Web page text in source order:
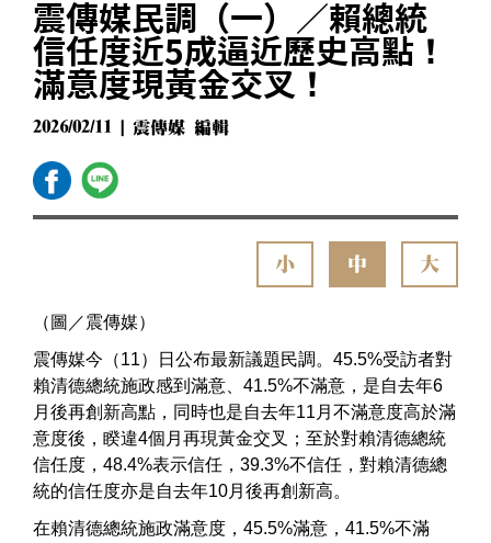
震傳媒民調（一）／賴總統
信任度近5成逼近歷史高點！
滿意度現黃金交叉！
2026/02/11 | 震傳媒 編輯
小 中 大
（圖／震傳媒）
震傳媒今（11）日公布最新議題民調。45.5%受訪者對
賴清德總統施政感到滿意、41.5%不滿意，是自去年6
月後再創新高點，同時也是自去年11月不滿意度高於滿
意度後，睽違4個月再現黃金交叉；至於對賴清德總統
信任度，48.4%表示信任，39.3%不信任，對賴清德總
統的信任度亦是自去年10月後再創新高。
在賴清德總統施政滿意度，45.5%滿意，41.5%不滿